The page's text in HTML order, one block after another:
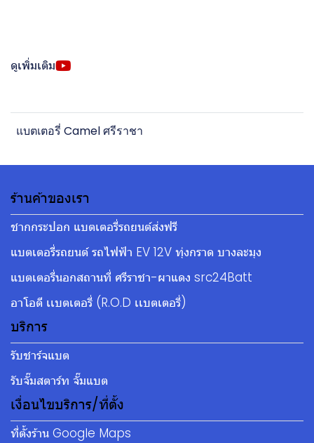
ดูเพิ่มเติม
แบตเตอรี่ Camel ศรีราชา
ร้านค้าของเรา
ชากกระปอก แบตเตอรี่รถยนต์ส่งฟรี
แบตเตอรี่รถยนต์ รถไฟฟ้า EV 12V ทุ่งกราด บางละมุง
แบตเตอรี่นอกสถานที่ ศรีราชา-ผาแดง src24Batt
อาโอดี เเบตเตอรี่ (R.O.D เเบตเตอรี่)
บริการ
รับชาร์จแบต
รับจั๊มสตาร์ท จั๊มแบต
เงื่อนไขบริการ/ที่ตั้ง
ที่ตั้งร้าน Google Maps